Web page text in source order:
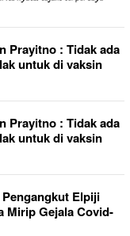
Prayitno : Tidak ada
untuk di vaksin
Prayitno : Tidak ada
untuk di vaksin
Elpiji
Mirip Gejala Covid-